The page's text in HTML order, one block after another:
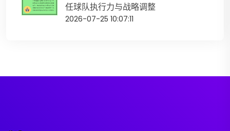
任球队执行力与战略调整
2026-07-25 10:07:11